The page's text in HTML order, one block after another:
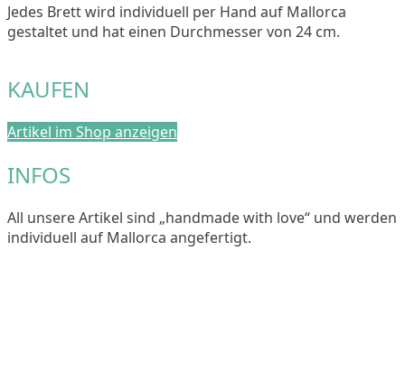
Jedes Brett wird individuell per Hand auf Mallorca
gestaltet und hat einen Durchmesser von 24 cm.
KAUFEN
Artikel im Shop anzeigen
INFOS
All unsere Artikel sind „handmade with love“ und werden
individuell auf Mallorca angefertigt.